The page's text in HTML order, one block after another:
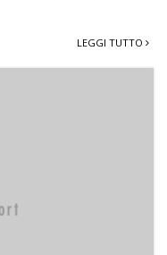
LEGGI TUTTO